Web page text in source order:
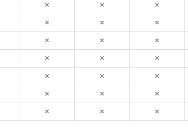
✕ ✕ ✕
✕ ✕ ✕
✕ ✕ ✕
✕ ✕ ✕
✕ ✕ ✕
✕ ✕ ✕
✕ ✕ ✕